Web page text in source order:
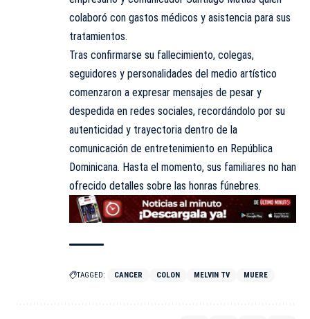
colaboró con gastos médicos y asistencia para sus
tratamientos.
Tras confirmarse su fallecimiento, colegas,
seguidores y personalidades del medio artístico
comenzaron a expresar mensajes de pesar y
despedida en redes sociales, recordándolo por su
autenticidad y trayectoria dentro de la
comunicación de entretenimiento en República
Dominicana. Hasta el momento, sus familiares no han
ofrecido detalles sobre las honras fúnebres.
TAGGED: CANCER COLON MELVIN TV MUERE